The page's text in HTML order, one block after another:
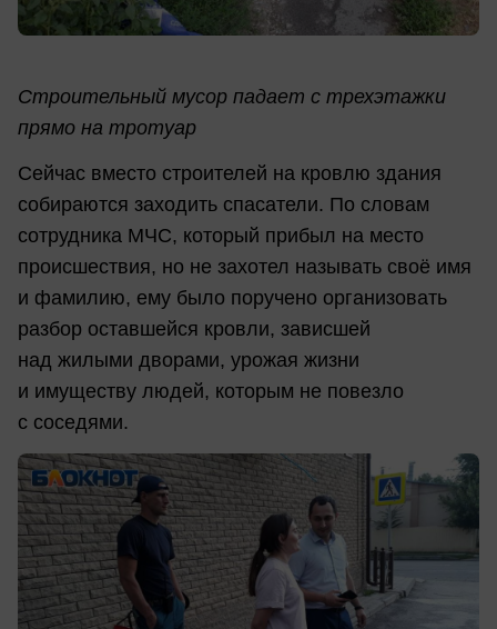
Строительный мусор падает с трехэтажки
прямо на тротуар
Сейчас вместо строителей на кровлю здания
собираются заходить спасатели. По словам
сотрудника МЧС, который прибыл на место
происшествия, но не захотел называть своё имя
и фамилию, ему было поручено организовать
разбор оставшейся кровли, зависшей
над жилыми дворами, урожая жизни
и имуществу людей, которым не повезло
с соседями.